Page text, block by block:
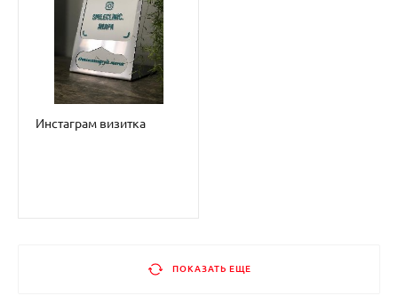
Инстаграм визитка
ПОКАЗАТЬ ЕЩЕ